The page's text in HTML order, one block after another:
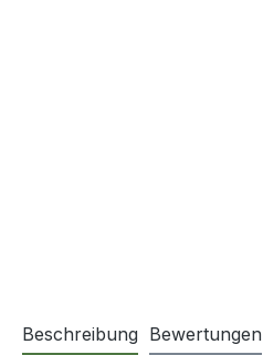
Beschreibung Bewertungen